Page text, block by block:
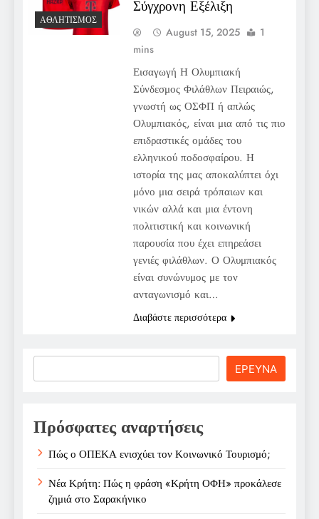
ΑΘΛΗΤΙΣΜΌΣ
Σύγχρονη Εξέλιξη
August 15, 2025
1
mins
Εισαγωγή Η Ολυμπιακή
Σύνδεσμος Φιλάθλων Πειραιώς,
γνωστή ως ΟΣΦΠ ή απλώς
Ολυμπιακός, είναι μια από τις πιο
επιδραστικές ομάδες του
ελληνικού ποδοσφαίρου. Η
ιστορία της μας αποκαλύπτει όχι
μόνο μια σειρά τρόπαιων και
νικών αλλά και μια έντονη
πολιτιστική και κοινωνική
παρουσία που έχει επηρεάσει
γενιές φιλάθλων. Ο Ολυμπιακός
είναι συνώνυμος με τον
ανταγωνισμό και…
Διαβάστε περισσότερα
ΕΡΕΥΝΑ
Πρόσφατες αναρτήσεις
Πώς ο ΟΠΕΚΑ ενισχύει τον Κοινωνικό Τουρισμό;
Νέα Κρήτη: Πώς η φράση «Κρήτη ΟΦΗ» προκάλεσε
ζημιά στο Σαρακήνικο